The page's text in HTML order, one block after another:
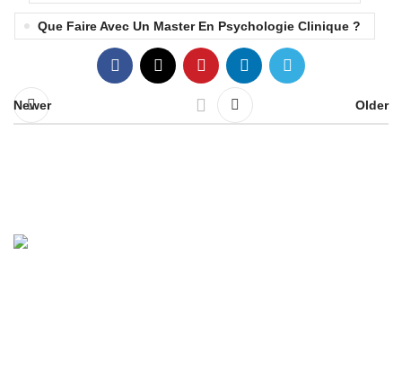
Que Faire Avec Un Master En Psychologie Clinique ?
Newer Older